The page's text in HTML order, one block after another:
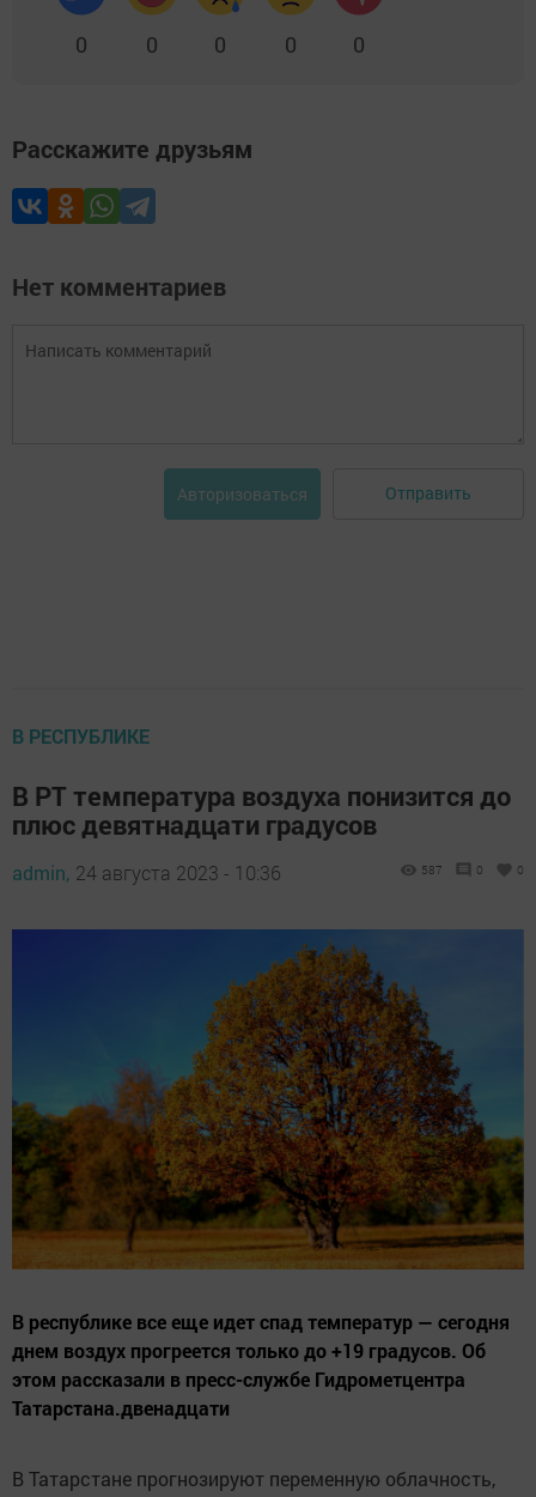
0 0 0 0 0
Расскажите друзьям
Нет комментариев
Авторизоваться Отправить
В РЕСПУБЛИКЕ
В РТ температура воздуха понизится до
плюс девятнадцати градусов
admin, 24 августа 2023 - 10:36 587 0 0
В республике все еще идет спад температур — сегодня
днем воздух прогреется только до +19 градусов. Об
этом рассказали в пресс-службе Гидрометцентра
Татарстана.двенадцати
В Татарстане прогнозируют переменную облачность,